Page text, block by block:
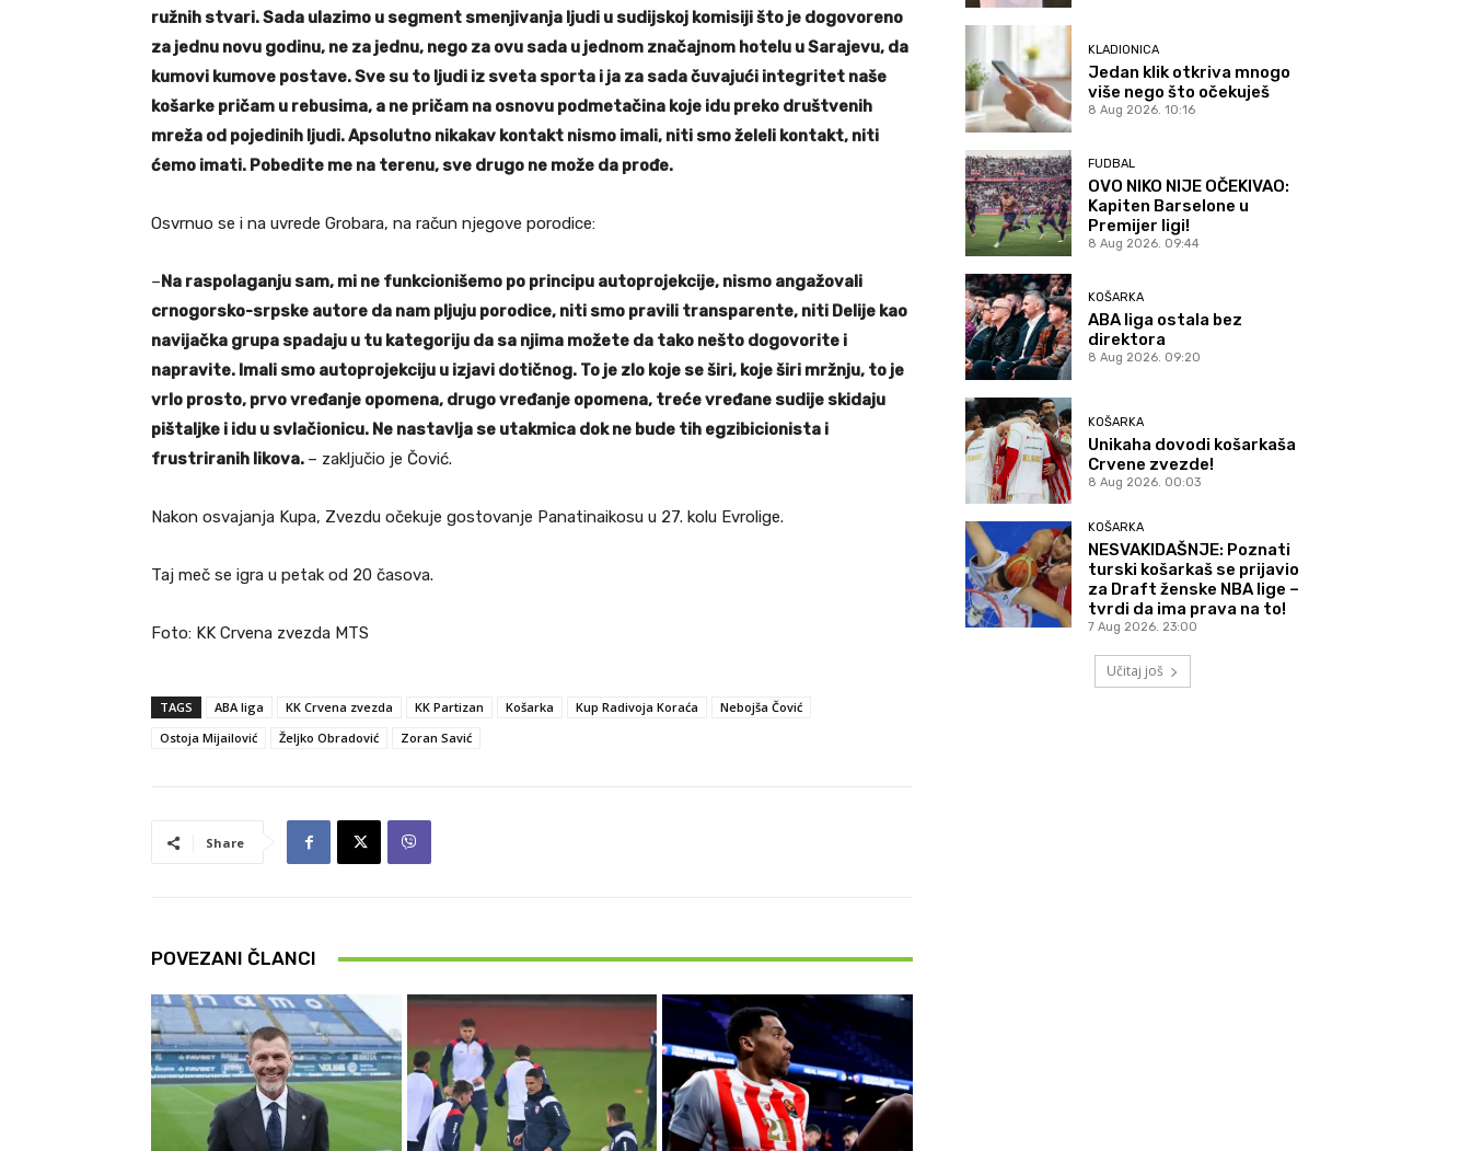
ružnih stvari. Sada ulazimo u segment smenjivanja ljudi u sudijskoj komisiji što je dogovoreno
za jednu novu godinu, ne za jednu, nego za ovu sada u jednom značajnom hotelu u Sarajevu, da
kumovi kumove postave. Sve su to ljudi iz sveta sporta i ja za sada čuvajući integritet naše
košarke pričam u rebusima, a ne pričam na osnovu podmetačina koje idu preko društvenih
mreža od pojedinih ljudi. Apsolutno nikakav kontakt nismo imali, niti smo želeli kontakt, niti
ćemo imati. Pobedite me na terenu, sve drugo ne može da prođe.
Osvrnuo se i na uvrede Grobara, na račun njegove porodice:
–Na raspolaganju sam, mi ne funkcionišemo po principu autoprojekcije, nismo angažovali
crnogorsko-srpske autore da nam pljuju porodice, niti smo pravili transparente, niti Delije kao
navijačka grupa spadaju u tu kategoriju da sa njima možete da tako nešto dogovorite i
napravite. Imali smo autoprojekciju u izjavi dotičnog. To je zlo koje se širi, koje širi mržnju, to je
vrlo prosto, prvo vređanje opomena, drugo vređanje opomena, treće vređane sudije skidaju
pištaljke i idu u svlačionicu. Ne nastavlja se utakmica dok ne bude tih egzibicionista i
frustriranih likova. – zaključio je Čović.
Nakon osvajanja Kupa, Zvezdu očekuje gostovanje Panatinaikosu u 27. kolu Evrolige.
Taj meč se igra u petak od 20 časova.
Foto: KK Crvena zvezda MTS
TAGS ABA liga KK Crvena zvezda KK Partizan Košarka Kup Radivoja Koraća
Nebojša Čović
Ostoja Mijailović
Željko Obradović Zoran Savić
Share
POVEZANI ČLANCI
KLADIONICA
Jedan klik otkriva mnogo
više nego što očekuješ
8 Aug 2026. 10:16
FUDBAL
OVO NIKO NIJE OČEKIVAO:
Kapiten Barselone u
Premijer ligi!
8 Aug 2026. 09:44
KOŠARKA
ABA liga ostala bez
direktora
8 Aug 2026. 09:20
KOŠARKA
Unikaha dovodi košarkaša
Crvene zvezde!
8 Aug 2026. 00:03
KOŠARKA
NESVAKIDAŠNJE: Poznati
turski košarkaš se prijavio
za Draft ženske NBA lige –
tvrdi da ima prava na to!
7 Aug 2026. 23:00
Učitaj još